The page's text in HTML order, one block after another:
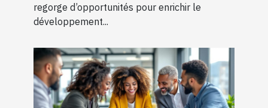
regorge d’opportunités pour enrichir le
développement...